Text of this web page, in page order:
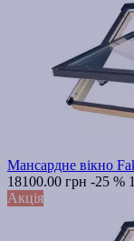
Мансардне вікно
18100.00 грн -25 %
Акція